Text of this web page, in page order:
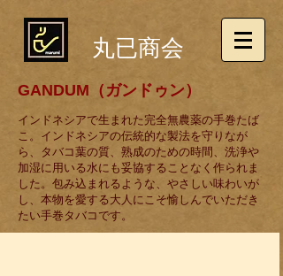
丸已商会
インドネシアで生まれた完全無農薬の手巻たば
こ。インドネシアの伝統的な製法を守りなが
ら、タバコ葉の質、熟成のための時間、洗浄や
加湿に用いる水にも妥協することなく作られま
した。包み込まれるような、やさしい味わいが
し、本物を愛する大人にこそ愉しんでいただき
たい手巻タバコです。
GANDUM（ガンドゥン）